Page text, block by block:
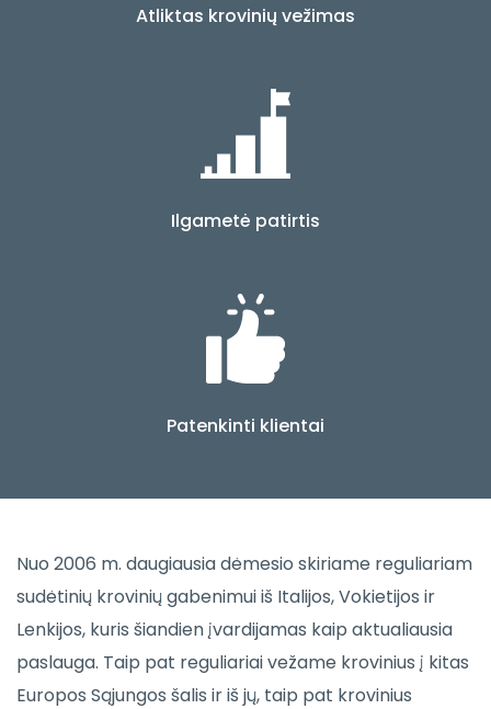
Atliktas krovinių vežimas
Ilgametė patirtis
Patenkinti klientai
Nuo 2006 m. daugiausia dėmesio skiriame reguliariam
sudėtinių krovinių gabenimui iš Italijos, Vokietijos ir
Lenkijos, kuris šiandien įvardijamas kaip aktualiausia
paslauga. Taip pat reguliariai vežame krovinius į kitas
Europos Sąjungos šalis ir iš jų, taip pat krovinius